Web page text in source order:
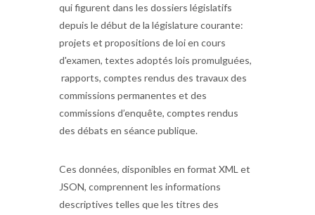
qui figurent dans les dossiers législatifs
depuis le début de la législature courante:
projets et propositions de loi en cours
d'examen, textes adoptés lois promulguées,
rapports, comptes rendus des travaux des
commissions permanentes et des
commissions d’enquête, comptes rendus
des débats en séance publique.
Ces données, disponibles en format XML et
JSON, comprennent les informations
descriptives telles que les titres des